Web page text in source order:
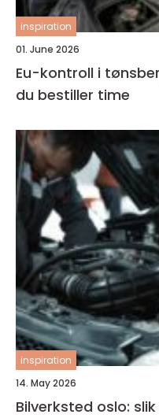
inspiration
01. June 2026
Eu-kontroll i tønsberg dette bør du
du bestiller time
inspiration
14. May 2026
Bilverksted oslo: